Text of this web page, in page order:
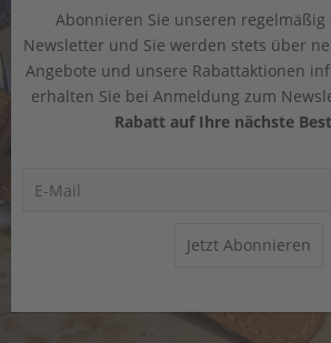
Abonnieren Sie unseren
Newsletter und Sie werden stets über
Angebote und unsere Rabattaktionen
erhalten Sie bei Anmeldung zum
Rabatt auf Ihre nächste
Jetzt Abonnieren